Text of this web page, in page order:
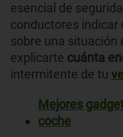
esencial de
conductores indicar
sobre una situación
explicarte cuánta
intermitente de tu
Mejores
coche